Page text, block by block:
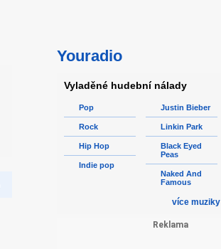
Youradio
Vyladěné hudební nálady
Pop
Rock
Hip Hop
Indie pop
Justin Bieber
Linkin Park
Black Eyed
Peas
Naked And
Famous
více muziky